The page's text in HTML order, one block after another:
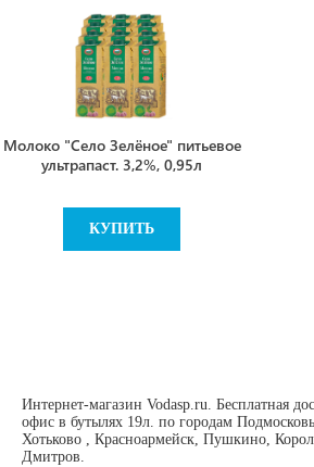
Молоко "Село Зелёное" питьевое
ультрапаст. 3,2%, 0,95л
КУПИТЬ
Интернет-магазин Vodasp.ru. Бесплатная
офис в бутылях 19л. по городам
Хотьково , Красноармейск, Пушкино,
Дмитров.